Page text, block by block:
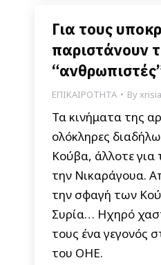
Για τους
παριστάνουν
ΕΠΙΚΑΙΡΟΤΗΤΑ By
Τα κινήματα της
ολόκληρες
Κούβα, άλλοτε για
την Νικαράγουα.
την σφαγή των
Συρία… Ηχηρό
τους ένα γεγονός
του ΟΗΕ.